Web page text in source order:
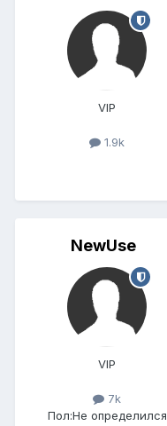
VIP
1.9k
NewUse
VIP
7k
Пол:Не определился